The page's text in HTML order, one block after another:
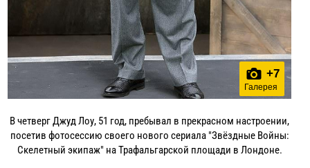
+7
Галерея
В четверг Джуд Лоу, 51 год, пребывал в прекрасном настроении,
посетив фотосессию своего нового сериала "Звёздные Войны:
Скелетный экипаж" на Трафальгарской площади в Лондоне.